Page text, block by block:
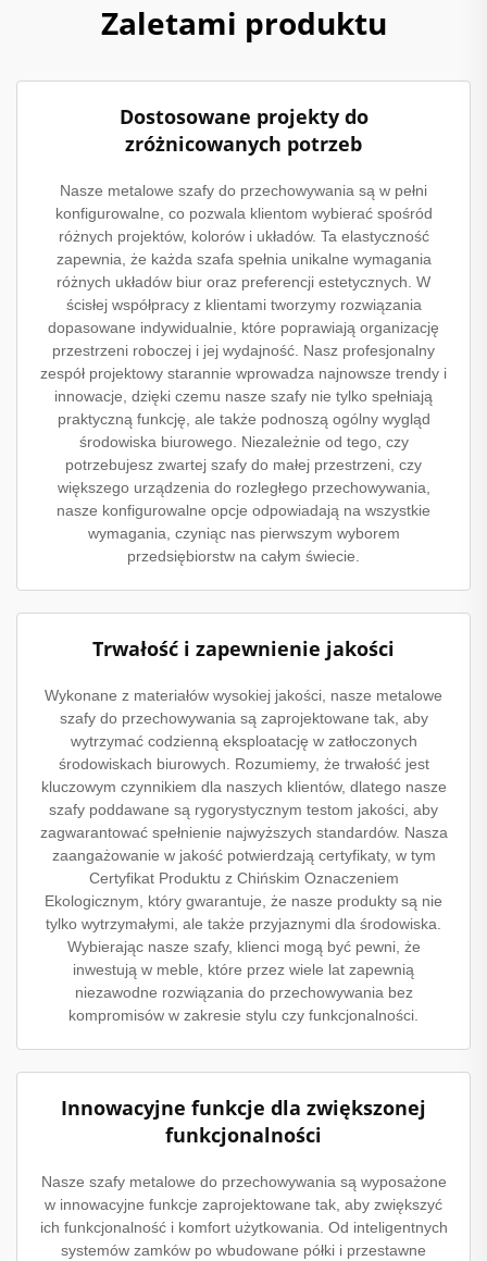
Zaletami produktu
Dostosowane projekty do
zróżnicowanych potrzeb
Nasze metalowe szafy do przechowywania są w pełni
konfigurowalne, co pozwala klientom wybierać spośród
różnych projektów, kolorów i układów. Ta elastyczność
zapewnia, że każda szafa spełnia unikalne wymagania
różnych układów biur oraz preferencji estetycznych. W
ścisłej współpracy z klientami tworzymy rozwiązania
dopasowane indywidualnie, które poprawiają organizację
przestrzeni roboczej i jej wydajność. Nasz profesjonalny
zespół projektowy starannie wprowadza najnowsze trendy i
innowacje, dzięki czemu nasze szafy nie tylko spełniają
praktyczną funkcję, ale także podnoszą ogólny wygląd
środowiska biurowego. Niezależnie od tego, czy
potrzebujesz zwartej szafy do małej przestrzeni, czy
większego urządzenia do rozległego przechowywania,
nasze konfigurowalne opcje odpowiadają na wszystkie
wymagania, czyniąc nas pierwszym wyborem
przedsiębiorstw na całym świecie.
Trwałość i zapewnienie jakości
Wykonane z materiałów wysokiej jakości, nasze metalowe
szafy do przechowywania są zaprojektowane tak, aby
wytrzymać codzienną eksploatację w zatłoczonych
środowiskach biurowych. Rozumiemy, że trwałość jest
kluczowym czynnikiem dla naszych klientów, dlatego nasze
szafy poddawane są rygorystycznym testom jakości, aby
zagwarantować spełnienie najwyższych standardów. Nasza
zaangażowanie w jakość potwierdzają certyfikaty, w tym
Certyfikat Produktu z Chińskim Oznaczeniem
Ekologicznym, który gwarantuje, że nasze produkty są nie
tylko wytrzymałymi, ale także przyjaznymi dla środowiska.
Wybierając nasze szafy, klienci mogą być pewni, że
inwestują w meble, które przez wiele lat zapewnią
niezawodne rozwiązania do przechowywania bez
kompromisów w zakresie stylu czy funkcjonalności.
Innowacyjne funkcje dla zwiększonej
funkcjonalności
Nasze szafy metalowe do przechowywania są wyposażone
w innowacyjne funkcje zaprojektowane tak, aby zwiększyć
ich funkcjonalność i komfort użytkowania. Od inteligentnych
systemów zamków po wbudowane półki i przestawne